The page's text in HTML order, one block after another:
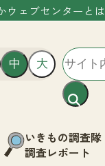
ウェブセンターとは
中 大
いきもの調査隊
調査レポート